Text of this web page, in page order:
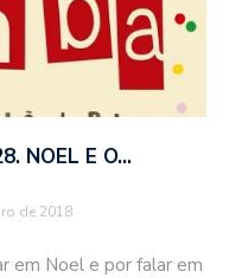
NOEL E O…
de 2018
em Noel e por falar em